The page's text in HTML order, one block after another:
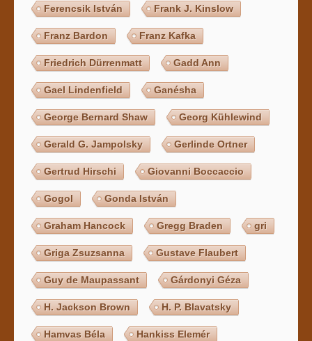
Ferencsik István Frank J. Kinslow
Franz Bardon Franz Kafka
Friedrich Dürrenmatt Gadd Ann
Gael Lindenfield Ganésha
George Bernard Shaw Georg Kühlewind
Gerald G. Jampolsky Gerlinde Ortner
Gertrud Hirschi Giovanni Boccaccio
Gogol Gonda István
Graham Hancock Gregg Braden gri
Griga Zsuzsanna Gustave Flaubert
Guy de Maupassant Gárdonyi Géza
H. Jackson Brown H. P. Blavatsky
Hamvas Béla Hankiss Elemér